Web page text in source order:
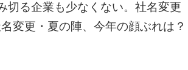
切る企業も少なくない。社名変更
変更・夏の陣、今年の顔ぶれは？